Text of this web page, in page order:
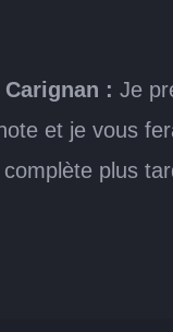
: Je
et je vous
plus